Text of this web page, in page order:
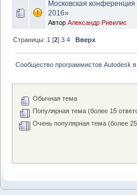
Московская
2016»
Автор Александр Ривилис
Страницы: 1 [2]3 4 Вверх
Сообщество программистов Autodesk
Обычная тема
Популярная тема (более 15
Очень популярная тема (более 25